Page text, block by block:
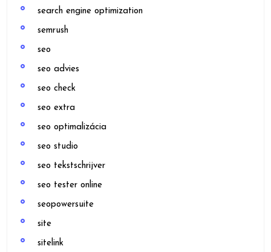
search engine optimization
semrush
seo
seo advies
seo check
seo extra
seo optimalizácia
seo studio
seo tekstschrijver
seo tester online
seopowersuite
site
sitelink